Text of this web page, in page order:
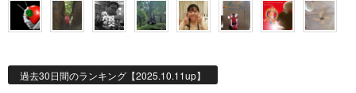
過去30日間のランキング【2025.10.11up】